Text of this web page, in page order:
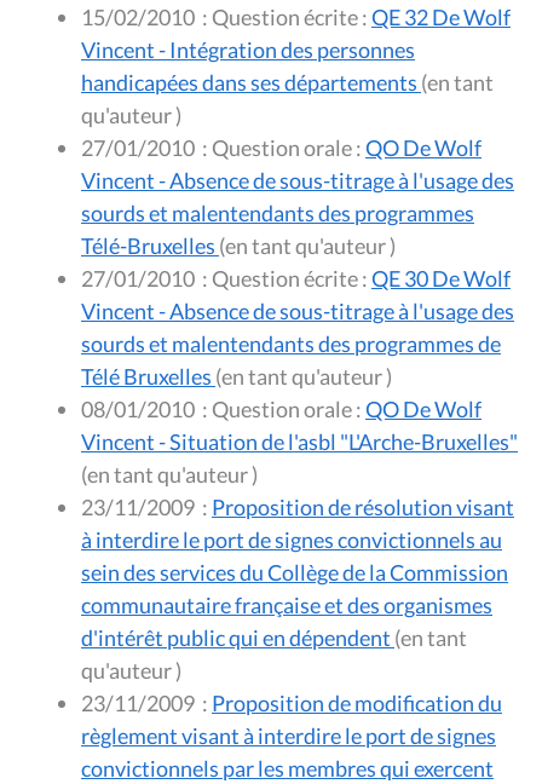
15/02/2010 : Question écrite :QE 32 De Wolf
Vincent - Intégration des personnes
handicapées dans ses départements (en tant
qu'auteur )
27/01/2010 : Question orale :QO De Wolf
Vincent - Absence de sous-titrage à l'usage des
sourds et malentendants des programmes
Télé-Bruxelles
(en tant qu'auteur )
27/01/2010 : Question écrite :QE 30 De Wolf
Vincent - Absence de sous-titrage à l'usage des
sourds et malentendants des programmes de
Télé Bruxelles
(en tant qu'auteur )
08/01/2010 : Question orale :QO De Wolf
Vincent - Situation de l'asbl "L'Arche-Bruxelles"
(en tant qu'auteur )
23/11/2009 : Proposition de résolution visant
à interdire le port de signes convictionnels au
sein des services du Collège de la Commission
communautaire française et des organismes
d'intérêt public qui en dépendent (en tant
qu'auteur )
23/11/2009 : Proposition de modification du
règlement visant à interdire le port de signes
convictionnels par les membres qui exercent